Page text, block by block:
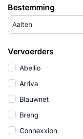
Bestemming
Aalten
Vervoerders
Abellio
Arriva
Blauwnet
Breng
Connexxion